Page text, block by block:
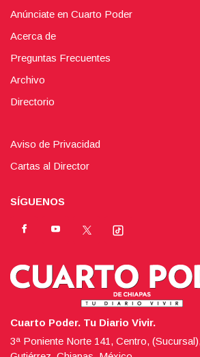
Anúnciate en Cuarto Poder
Acerca de
Preguntas Frecuentes
Archivo
Directorio
Aviso de Privacidad
Cartas al Director
SÍGUENOS
Cuarto Poder. Tu Diario Vivir.
3ª Poniente Norte 141, Centro,